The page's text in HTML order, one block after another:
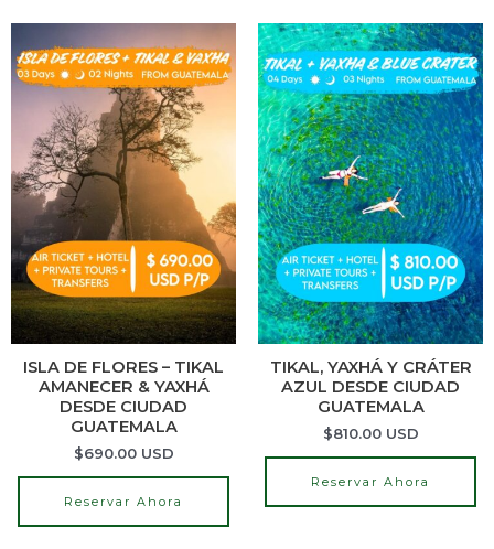
ISLA DE FLORES – TIKAL
AMANECER & YAXHÁ
DESDE CIUDAD
GUATEMALA
$690.00USD
Reservar Ahora
TIKAL, YAXHÁ Y CRÁTER
AZUL DESDE CIUDAD
GUATEMALA
$810.00USD
Reservar Ahora